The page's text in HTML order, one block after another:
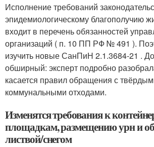
Исполнение требований
эпидемиологическому благополучию
входит в перечень обязанностей
организаций ( п. 10 ПП РФ № 491 ).
изучить новые СанПиН 2.1.3684-21 .
обширный: эксперт подробно
касается правил обращения с
коммунальными отходами.
Изменятся требования к
площадкам, размещению урн и
листвой/снегом